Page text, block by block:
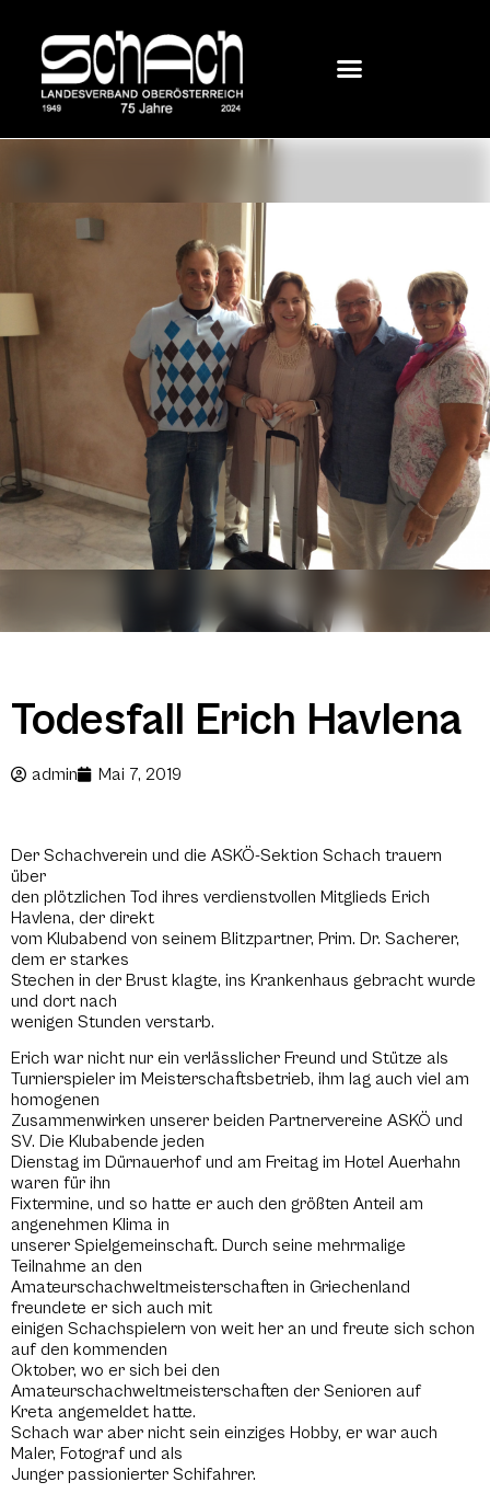
Todesfall Erich Havlena
admin Mai 7, 2019
Der Schachverein und die ASKÖ-Sektion Schach trauern
über
den plötzlichen Tod ihres verdienstvollen Mitglieds Erich
Havlena, der direkt
vom Klubabend von seinem Blitzpartner, Prim. Dr. Sacherer,
dem er starkes
Stechen in der Brust klagte, ins Krankenhaus gebracht wurde
und dort nach
wenigen Stunden verstarb.
Erich war nicht nur ein verlässlicher Freund und Stütze als
Turnierspieler im Meisterschaftsbetrieb, ihm lag auch viel am
homogenen
Zusammenwirken unserer beiden Partnervereine ASKÖ und
SV. Die Klubabende jeden
Dienstag im Dürnauerhof und am Freitag im Hotel Auerhahn
waren für ihn
Fixtermine, und so hatte er auch den größten Anteil am
angenehmen Klima in
unserer Spielgemeinschaft. Durch seine mehrmalige
Teilnahme an den
Amateurschachweltmeisterschaften in Griechenland
freundete er sich auch mit
einigen Schachspielern von weit her an und freute sich schon
auf den kommenden
Oktober, wo er sich bei den
Amateurschachweltmeisterschaften der Senioren auf
Kreta angemeldet hatte.
Schach war aber nicht sein einziges Hobby, er war auch
Maler, Fotograf und als
Junger passionierter Schifahrer.